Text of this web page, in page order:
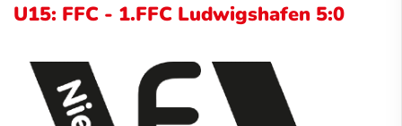
U15: FFC - 1.FFC Ludwigshafen 5:0